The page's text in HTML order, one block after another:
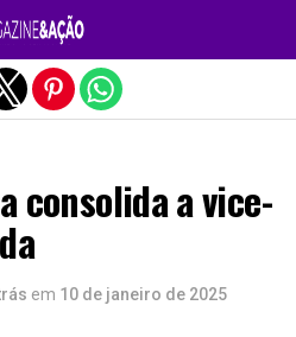
consolida a vice-
em 10 de janeiro de 2025
versão mobile